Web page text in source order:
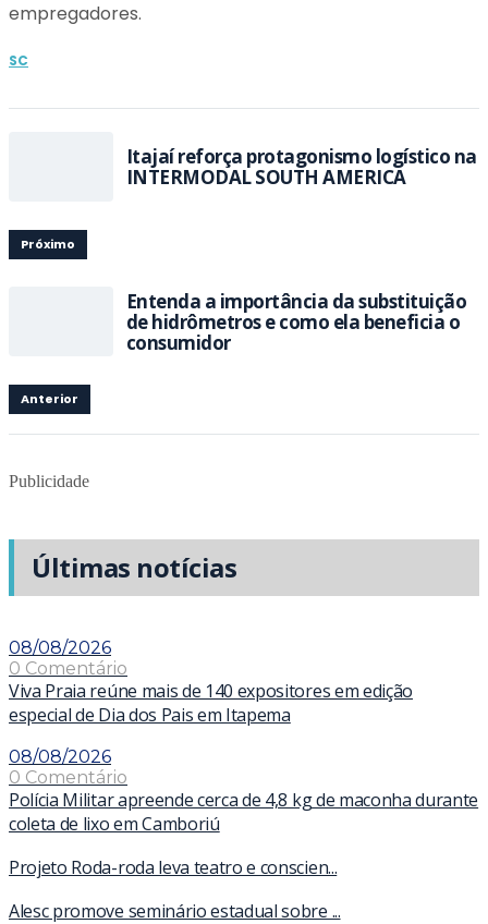
empregadores.
SC
Itajaí reforça protagonismo logístico na
INTERMODAL SOUTH AMERICA
Próximo
Entenda a importância da substituição
de hidrômetros e como ela beneficia o
consumidor
Anterior
Publicidade
Últimas notícias
08/08/2026
0 Comentário
Viva Praia reúne mais de 140 expositores em edição
especial de Dia dos Pais em Itapema
08/08/2026
0 Comentário
Polícia Militar apreende cerca de 4,8 kg de maconha durante
coleta de lixo em Camboriú
Projeto Roda-roda leva teatro e conscien...
Alesc promove seminário estadual sobre ...